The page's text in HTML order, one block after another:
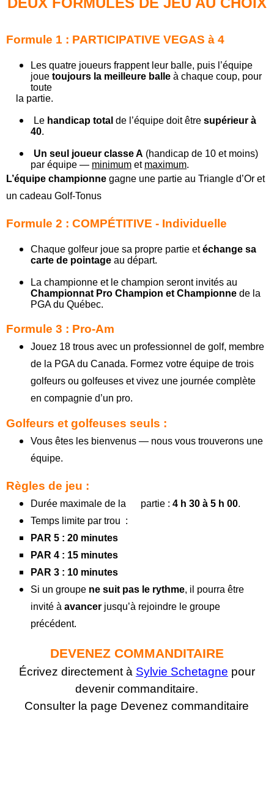
Formule 1 : PARTICIPATIVE VEGAS à 4
Les quatre joueurs frappent leur balle, puis l’équipe
joue toujours la meilleure balle à chaque coup, pour
toute
la partie.
Le handicap total de l’équipe doit être supérieur à
40.
Un seul joueur classe A (handicap de 10 et moins)
par équipe — minimum et maximum.
L’équipe championne gagne une partie au Triangle d’Or et
un cadeau Golf-Tonus
Formule 2 : COMPÉTITIVE - Individuelle
Chaque golfeur joue sa propre partie etéchange sa
carte de pointage au départ.
La championne et le champion seront invités au
Championnat Pro Champion et Championne de la
PGA du Québec.
Formule 3 : Pro-Am
Jouez 18 trous avec un professionnel de golf, membre
de la PGA du Canada. Formez votre équipe de trois
golfeurs ou golfeuses et vivez une journée complète
en compagnie d’un pro.
Golfeurs et golfeuses seuls :
Vous êtes les bienvenus — nous vous trouverons une
équipe.
Règles de jeu :
Durée maximale de la partie : 4 h 30 à 5 h 00.
Temps limite par trou :
PAR 5 : 20 minutes
PAR 4 : 15 minutes
PAR 3 : 10 minutes
Si un groupe ne suit pas le rythme, il pourra être
invité à avancer jusqu’à rejoindre le groupe
précédent.
DEVENEZ COMMANDITAIRE
Écrivez directement à Sylvie Schetagne pour
devenir commanditaire.
Consulter la page Devenez commanditaire